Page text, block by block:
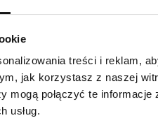
treści i reklam,
jak korzystasz z naszej
mogą połączyć te
usług.